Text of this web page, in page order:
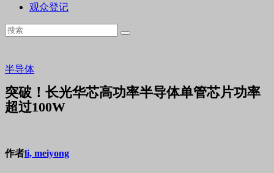
观众登记
半导体
突破！长光华芯高功率半导体单管芯片功率
超过100W
作者li, meiyong